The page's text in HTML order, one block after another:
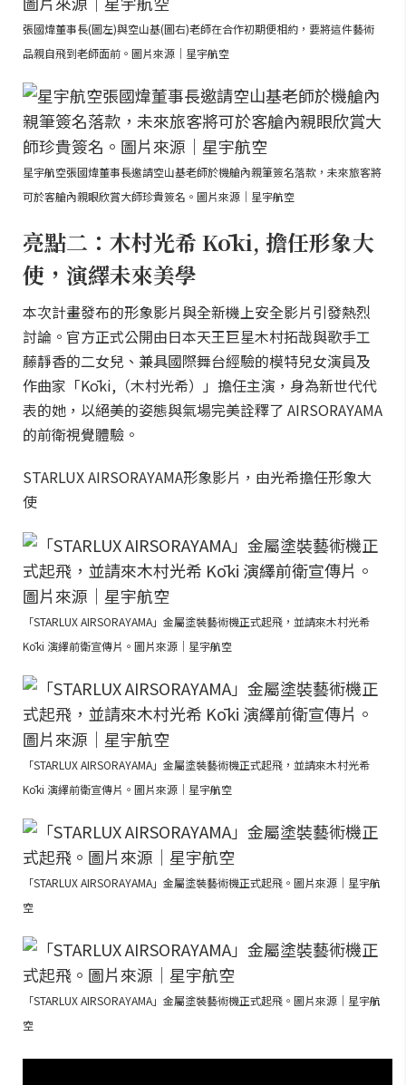
張國煒董事長(圖左)與空山基(圖右)老師在合作初期便相約，要將這件藝術
品親自飛到老師面前。圖片來源｜星宇航空
星宇航空張國煒董事長邀請空山基老師於機艙內親筆簽名落款，未來旅客將
可於客艙內親眼欣賞大師珍貴簽名。圖片來源｜星宇航空
亮點二：木村光希 Kōki, 擔任形象大
使，演繹未來美學
本次計畫發布的形象影片與全新機上安全影片引發熱烈
討論。官方正式公開由日本天王巨星木村拓哉與歌手工
藤靜香的二女兒、兼具國際舞台經驗的模特兒女演員及
作曲家「Kōki,（木村光希）」擔任主演，身為新世代代
表的她，以絕美的姿態與氣場完美詮釋了 AIRSORAYAMA
的前衛視覺體驗。
STARLUX AIRSORAYAMA形象影片，由光希擔任形象大
使
「STARLUX AIRSORAYAMA」金屬塗裝藝術機正式起飛，並請來木村光希
Kōki 演繹前衛宣傳片。圖片來源｜星宇航空
「STARLUX AIRSORAYAMA」金屬塗裝藝術機正式起飛，並請來木村光希
Kōki 演繹前衛宣傳片。圖片來源｜星宇航空
「STARLUX AIRSORAYAMA」金屬塗裝藝術機正式起飛。圖片來源｜星宇航
空
「STARLUX AIRSORAYAMA」金屬塗裝藝術機正式起飛。圖片來源｜星宇航
空